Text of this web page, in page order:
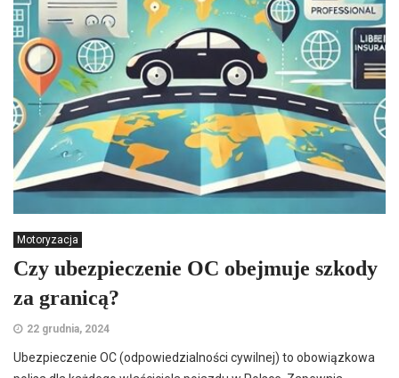
Motoryzacja
Czy ubezpieczenie OC obejmuje szkody
za granicą?
22 grudnia, 2024
Ubezpieczenie OC (odpowiedzialności cywilnej) to obowiązkowa